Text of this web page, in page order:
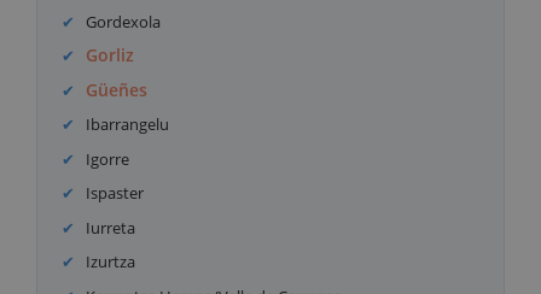
Gordexola
Gorliz
Güeñes
Ibarrangelu
Igorre
Ispaster
Iurreta
Izurtza